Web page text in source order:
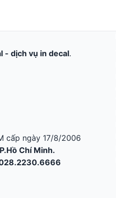
- dịch vụ in decal.
cấp ngày 17/8/2006
Chí Minh.